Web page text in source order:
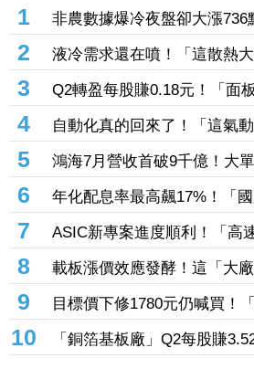
1
非農數據爆冷夜盤卻大漲736
息成「降息」催化劑
2
液冷需求還在噴！「這散熱
創天花板 前7月狂增8成、
3
Q2轉盈每股賺0.18元！「面
1.45% 自營商出手掃入
4
自動化真的回來了！「這氣
3個股本 接單跑贏出貨、全
5
鴻海7月營收首破9千億！大
揭下一張王牌
6
年化配息率最高飆17%！「
這6檔ETF破4.6萬張 另掃
7
ASIC新專案進度順利！「高
修至710元 Q3蓄勢待發迎
8
載板漲價效應發酵！這「大
點 再砸468億搶AI商機
9
目標價下修1780元仍喊買！
看至35元 切AI資料中心市
10
「銅箔基板廠」Q2每股賺